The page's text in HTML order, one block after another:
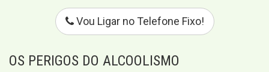
Vou Ligar no Telefone Fixo!
OS PERIGOS DO ALCOOLISMO